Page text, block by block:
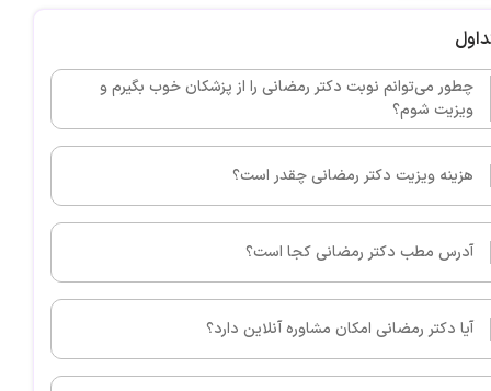
چطور می‌توانم نوبت دکتر رمضانی را از پزشکان خوب بگیرم و
ویزیت شوم؟
هزینه ویزیت دکتر رمضانی چقدر است؟
آدرس مطب دکتر رمضانی کجا است؟
آیا دکتر رمضانی امکان مشاوره آنلاین دارد؟